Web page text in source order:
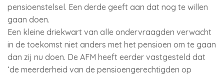
pensioenstelsel. Een derde geeft aan dat nog te willen
gaan doen.
Een kleine driekwart van alle ondervraagden verwacht
in de toekomst niet anders met het pensioen om te gaan
dan zij nu doen. De AFM heeft eerder vastgesteld dat
‘de meerderheid van de pensioengerechtigden op